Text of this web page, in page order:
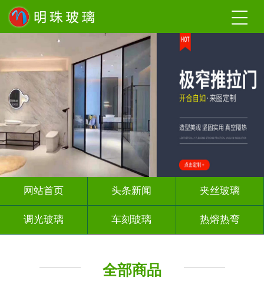
网站首页 头条新闻 夹丝玻璃
调光玻璃 车刻玻璃 热熔热弯
全部商品